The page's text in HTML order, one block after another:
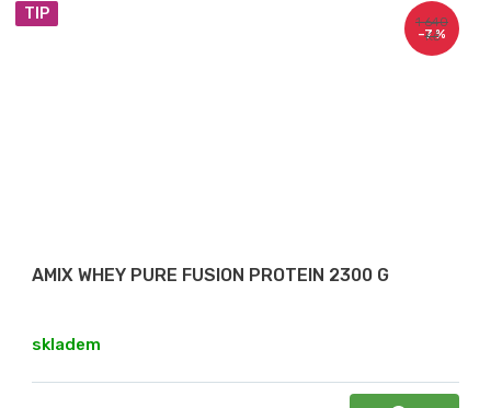
TIP
1 640
Kč
–7 %
AMIX WHEY PURE FUSION PROTEIN 2300 G
skladem